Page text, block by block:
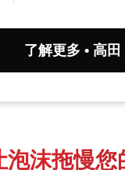
了解更多 • 高田
泡沫拖慢您